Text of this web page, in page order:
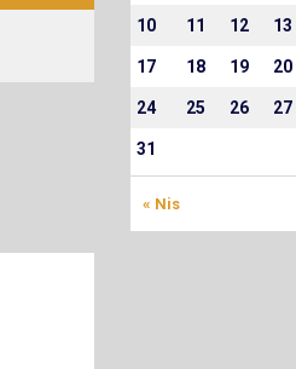
« Nis
10 11 12 13
17 18 19 20
24 25 26 27
31